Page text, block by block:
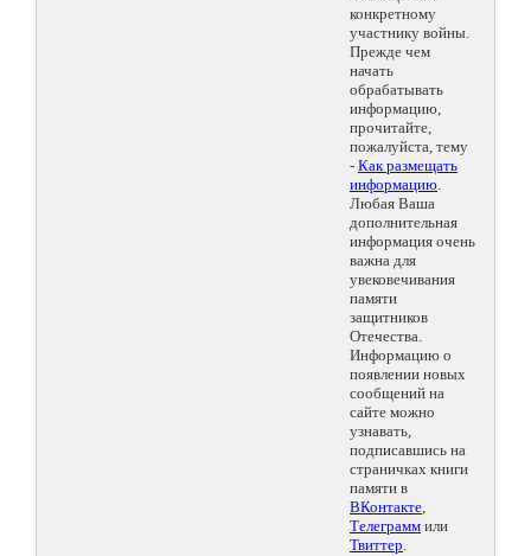
конкретному
участнику войны.
Прежде чем
начать
обрабатывать
информацию,
прочитайте,
пожалуйста, тему
- Как размещать
информацию.
Любая Ваша
дополнительная
информация очень
важна для
увековечивания
памяти
защитников
Отечества.
Информацию о
появлении новых
сообщений на
сайте можно
узнавать,
подписавшись на
страничках книги
памяти в
ВКонтакте,
Телеграмм или
Твиттер.